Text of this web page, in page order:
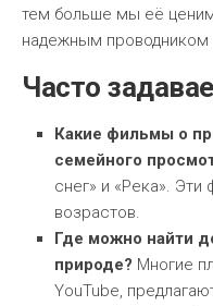
тем больше мы её
надежным проводником
Часто
Какие фильмы о
семейного
снег» и «Река».
возрастов.
Где можно найти
природе? Многие
YouTube,